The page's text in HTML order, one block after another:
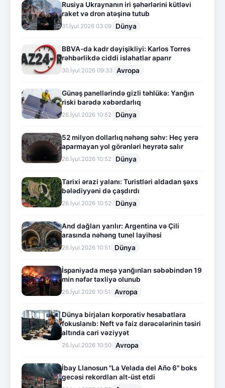
Rusiya Ukraynanın iri şəhərlərini kütləvi
raket və dron atəşinə tutub
31.İyul.2026 03:09 Dünya
BBVA-da kadr dəyişikliyi: Karlos Torres
rəhbərlikdə ciddi islahatlar aparır
30.İyul.2026 09:33 Avropa
Günəş panellərində gizli təhlükə: Yanğın
riski barədə xəbərdarlıq
26.İyul.2026 10:52 Dünya
52 milyon dollarlıq nəhəng səhv: Heç yerə
aparmayan yol görənləri heyrətə salır
26.İyul.2026 10:52 Dünya
Tarixi ərazi yalanı: Turistləri aldadan şəxs
bələdiyyəni də çaşdırdı
26.İyul.2026 10:52 Dünya
And dağları yarılır: Argentina və Çili
arasında nəhəng tunel layihəsi
26.İyul.2026 10:51 Dünya
İspaniyada meşə yanğınları səbəbindən 19
min nəfər təxliyə olunub
26.İyul.2026 10:51 Avropa
Dünya birjaları korporativ hesabatlara
fokuslanıb: Neft və faiz dərəcələrinin təsiri
altında cari vəziyyət
26.İyul.2026 10:50 Avropa
İbay Llanosun "La Velada del Año 6" boks
gecəsi rekordları alt-üst etdi